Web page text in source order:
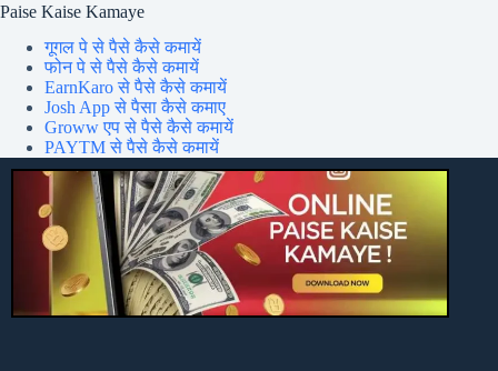
Paise Kaise Kamaye
गूगल पे से पैसे कैसे कमायें
फोन पे से पैसे कैसे कमायें
EarnKaro से पैसे कैसे कमायें
Josh App से पैसा कैसे कमाए
Groww एप से पैसे कैसे कमायें
PAYTM से पैसे कैसे कमायें